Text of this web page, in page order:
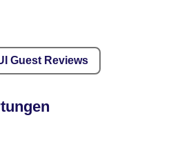
Guest Reviews